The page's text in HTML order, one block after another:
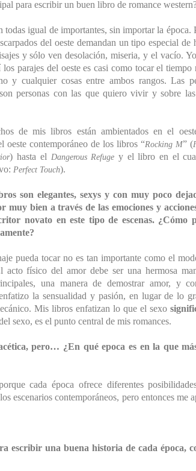
para escribir un buen libro de romance
todas igual de importantes, sin importar la época.
del oeste demandan un tipo especial de
y sólo ven desolación, miseria, y el vacío.
parajes del oeste es casi como tocar el tiempo
y cualquier cosas entre ambos rangos. Las
personas con las que quiero vivir y sobre
de mis libros están ambientados en el
oeste contemporáneo de los libros “Rocking M” (
) hasta el Dangerous Refuge y el libro en el
Perfect Touch).
son elegantes, sexys y con muy poco
muy bien a través de las emociones y
novato en este tipo de escenas. ¿Cómo
pueda tocar no es tan importante como el
físico del amor debe ser una hermosa
una manera de demostrar amor, y
la sensualidad y pasión, en lugar de lo
Mis libros enfatizan lo que el sexo
sexo, es el punto central de mis romances.
pero… ¿En qué epoca es en la que
cada época ofrece diferentes
escenarios contemporáneos, pero entonces me
escribir una buena historia de cada época,